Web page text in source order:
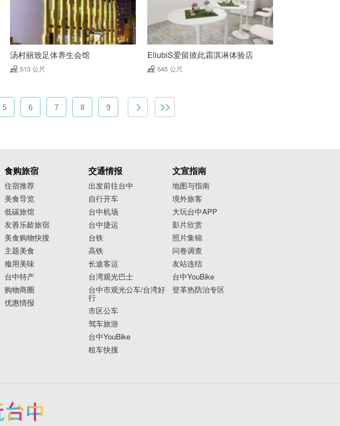
汤村丽致足体养生会馆
513 公尺
EliubiS爱留彼此霜淇淋体验店
545 公尺
5 6 7 8 9
食购旅宿
住宿推荐
美食导览
低碳旅馆
友善乐龄旅宿
美食购物快搜
主题美食
飨用美味
台中特产
购物商圈
优惠情报
交通情报
出发前往台中
自行开车
台中机场
台中捷运
台铁
高铁
长途客运
台湾观光巴士
台中市观光公车/台湾好
行
市区公车
驾车旅游
台中YouBike
租车快搜
文宣指南
地图与指南
境外旅客
大玩台中APP
影片欣赏
照片集锦
问卷调查
友站连结
台中YouBike
登革热防治专区